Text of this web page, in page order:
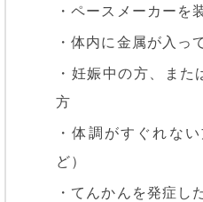
・ペースメーカーを
・体内に金属が入っ
・妊娠中の方、ま
方
・体調がすぐれな
ど）
・てんかんを発症し